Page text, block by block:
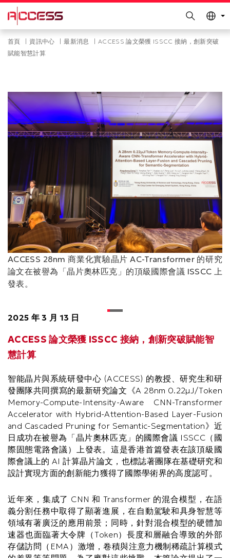
Skip
main
生活@科大
圖書館
校園地圖及指南
Breadcrumb
首頁 資訊中心 最新消息
ACCESS 論文榮獲 ISSCC 接納，創新突破
賦能智慧計算
ACCESS 28nm 商業化實驗晶片 AC-Transformer 的研究
論文在被譽為「晶片奧林匹克」的頂級國際會議 ISSCC 上
發表。
2025 年 3 月 13 日
ACCESS 論文榮獲 ISSCC 接納，創新突破賦能智
慧計算
智能晶片與系統研發中心 (ACCESS) 的教授、研究生和研
發團隊共同撰寫的最新研究論文《A 28nm 0.22μJ/Token
Memory-Compute-Intensity-Aware CNN-Transformer
Accelerator with Hybrid-Attention-Based Layer-Fusion
and Cascaded Pruning for Semantic-Segmentation》近
日成功在被譽為「晶片奧林匹克」的國際會議 ISSCC（國
際固態電路會議）上發表。這是香港首篇發表在該頂級國
際會議上的 AI 計算晶片論文，也標誌著團隊在基礎研究和
設計實現方面的創新能力獲得了國際學術界的高度認可。
近年來，集成了 CNN 和 Transformer 的混合模型，在語
義分割任務中取得了顯著進展，在自動駕駛和具身智慧等
領域有著廣泛的應用前景；同時，針對混合模型的硬體加
速器也面臨著大令牌（Token）長度和層融合導致的外部
存儲訪問（EMA）激增，卷積與注意力機制稀疏計算模式